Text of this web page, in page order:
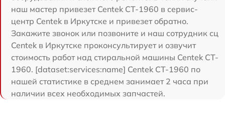
наш мастер привезет Centek CT-1960 в сервис-
центр Centek в Иркутске и привезет обратно.
Закажите звонок или позвоните и наш сотрудник сц
Centek в Иркутске проконсультирует и озвучит
стоимость работ над стиральной машины Centek CT-
1960. [dataset:services:name] Centek CT-1960 по
нашей статистике в среднем занимает 2 часа при
наличии всех необходимых запчастей.